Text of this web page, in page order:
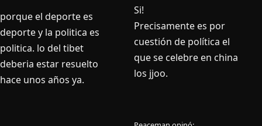
porque el deporte es
deporte y la politica es
politica. lo del tibet
deberia estar resuelto
hace unos años ya.
Si!
Precisamente es por
cuestión de polí­tica el
que se celebre en china
los jjoo.